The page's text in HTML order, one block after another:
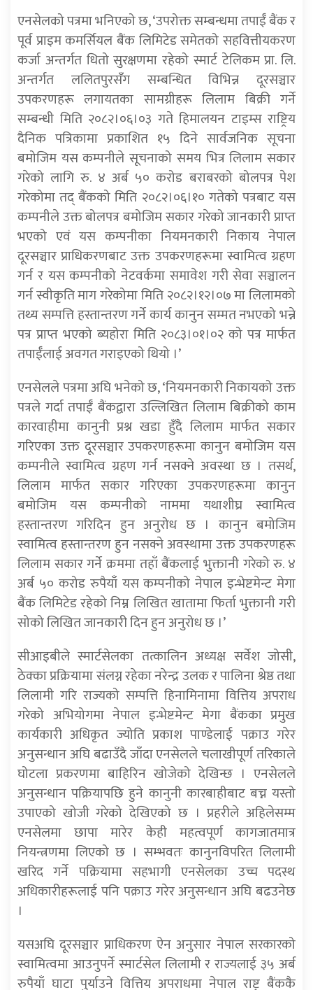
एनसेलको पत्रमा भनिएको छ, ‘उपरोक्त सम्बन्धमा तपाईँ बैंक र
पूर्व प्राइम कमर्सियल बैंक लिमिटेड समेतको सहवित्तीयकरण
कर्जा अन्तर्गत धितो सुरक्षणमा रहेको स्मार्ट टेलिकम प्रा. लि.
अन्तर्गत ललितपुरसँग सम्बन्धित विभिन्न दूरसञ्चार
उपकरणहरू लगायतका सामग्रीहरू लिलाम बिक्री गर्ने
सम्बन्धी मिति २०८२।०६।०३ गते हिमालयन टाइम्स राष्ट्रिय
दैनिक पत्रिकामा प्रकाशित १५ दिने सार्वजनिक सूचना
बमोजिम यस कम्पनीले सूचनाको समय भित्र लिलाम सकार
गरेको लागि रु. ४ अर्ब ५० करोड बराबरको बोलपत्र पेश
गरेकोमा तद् बैंकको मिति २०८२।०६।१० गतेको पत्रबाट यस
कम्पनीले उक्त बोलपत्र बमोजिम सकार गरेको जानकारी प्राप्त
भएको एवं यस कम्पनीका नियमनकारी निकाय नेपाल
दूरसञ्चार प्राधिकरणबाट उक्त उपकरणहरूमा स्वामित्व ग्रहण
गर्न र यस कम्पनीको नेटवर्कमा समावेश गरी सेवा सञ्चालन
गर्न स्वीकृति माग गरेकोमा मिति २०८२।१२।०७ मा लिलामको
तथ्य सम्पत्ति हस्तान्तरण गर्ने कार्य कानुन सम्मत नभएको भन्ने
पत्र प्राप्त भएको ब्यहोरा मिति २०८३।०१।०२ को पत्र मार्फत
तपाईँलाई अवगत गराइएको थियो ।’
एनसेलले पत्रमा अघि भनेको छ, ‘नियमनकारी निकायको उक्त
पत्रले गर्दा तपाईँ बैंकद्वारा उल्लिखित लिलाम बिक्रीको काम
कारवाहीमा कानुनी प्रश्न खडा हुँदै लिलाम मार्फत सकार
गरिएका उक्त दूरसञ्चार उपकरणहरूमा कानुन बमोजिम यस
कम्पनीले स्वामित्व ग्रहण गर्न नसक्ने अवस्था छ । तसर्थ,
लिलाम मार्फत सकार गरिएका उपकरणहरूमा कानुन
बमोजिम यस कम्पनीको नाममा यथाशीघ्र स्वामित्व
हस्तान्तरण गरिदिन हुन अनुरोध छ । कानुन बमोजिम
स्वामित्व हस्तान्तरण हुन नसक्ने अवस्थामा उक्त उपकरणहरू
लिलाम सकार गर्ने क्रममा तहाँ बैंकलाई भुक्तानी गरेको रु. ४
अर्ब ५० करोड रुपैयाँ यस कम्पनीको नेपाल इन्भेष्टमेन्ट मेगा
बैंक लिमिटेड रहेको निम्न लिखित खातामा फिर्ता भुक्तानी गरी
सोको लिखित जानकारी दिन हुन अनुरोध छ ।’
सीआइबीले स्मार्टसेलका तत्कालिन अध्यक्ष सर्वेश जोसी,
ठेक्का प्रक्रियामा संलग्न रहेका नरेन्द्र उलक र पालिना श्रेष्ठ तथा
लिलामी गरि राज्यको सम्पत्ति हिनामिनामा वित्तिय अपराध
गरेको अभियोगमा नेपाल इन्भेष्टमेन्ट मेगा बैंकका प्रमुख
कार्यकारी अधिकृत ज्योति प्रकाश पाण्डेलाई पक्राउ गरेर
अनुसन्धान अघि बढाउँदै जाँदा एनसेलले चलाखीपूर्ण तरिकाले
घोटला प्रकरणमा बाहिरिन खोजेको देखिन्छ । एनसेलले
अनुसन्धान पक्रियापछि हुने कानुनी कारबाहीबाट बच्न यस्तो
उपाएको खोजी गरेको देखिएको छ । प्रहरीले अहिलेसम्म
एनसेलमा छापा मारेर केही महत्वपूर्ण कागजातमात्र
नियन्त्रणमा लिएको छ । सम्भवतः कानुनविपरित लिलामी
खरिद गर्ने पक्रियामा सहभागी एनसेलका उच्च पदस्थ
अधिकारीहरूलाई पनि पक्राउ गरेर अनुसन्धान अघि बढउनेछ
।
यसअघि दूरसञ्चार प्राधिकरण ऐन अनुसार नेपाल सरकारको
स्वामित्वमा आउनुपर्ने स्मार्टसेल लिलामी र राज्यलाई ३५ अर्ब
रुपैयाँ घाटा पुर्याउने वित्तिय अपराधमा नेपाल राष्ट्र बैंककै